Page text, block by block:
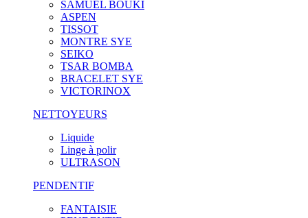
SAMUEL BOUKI
ASPEN
TISSOT
MONTRE SYE
SEIKO
TSAR BOMBA
BRACELET SYE
VICTORINOX
NETTOYEURS
Liquide
Linge à polir
ULTRASON
PENDENTIF
FANTAISIE